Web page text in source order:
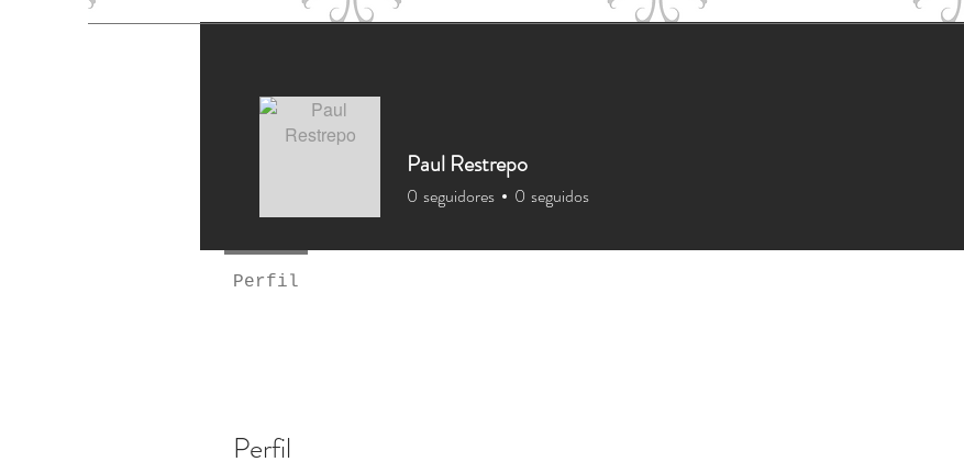
Perfil
Paul Restrepo
0 seguidores 0 seguidos
Perfil